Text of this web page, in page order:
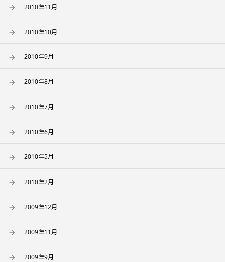
2010年11月
2010年10月
2010年9月
2010年8月
2010年7月
2010年6月
2010年5月
2010年2月
2009年12月
2009年11月
2009年9月